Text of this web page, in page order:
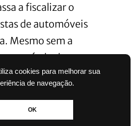
cookies para melhorar sua
de navegação.
OK
a fiscalizar o
de automóveis
Mesmo sem a
o período da
de trânsito farão a
a fiscalização da